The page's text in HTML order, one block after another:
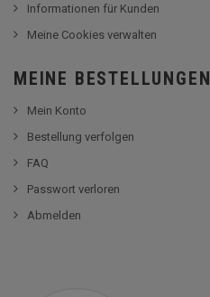
Informationen für Kunden
Meine Cookies verwalten
MEINE BESTELLUNGEN
Mein Konto
Bestellung verfolgen
FAQ
Passwort verloren
Abmelden